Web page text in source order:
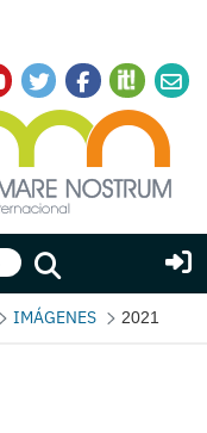
Buscar
IMÁGENES 2021